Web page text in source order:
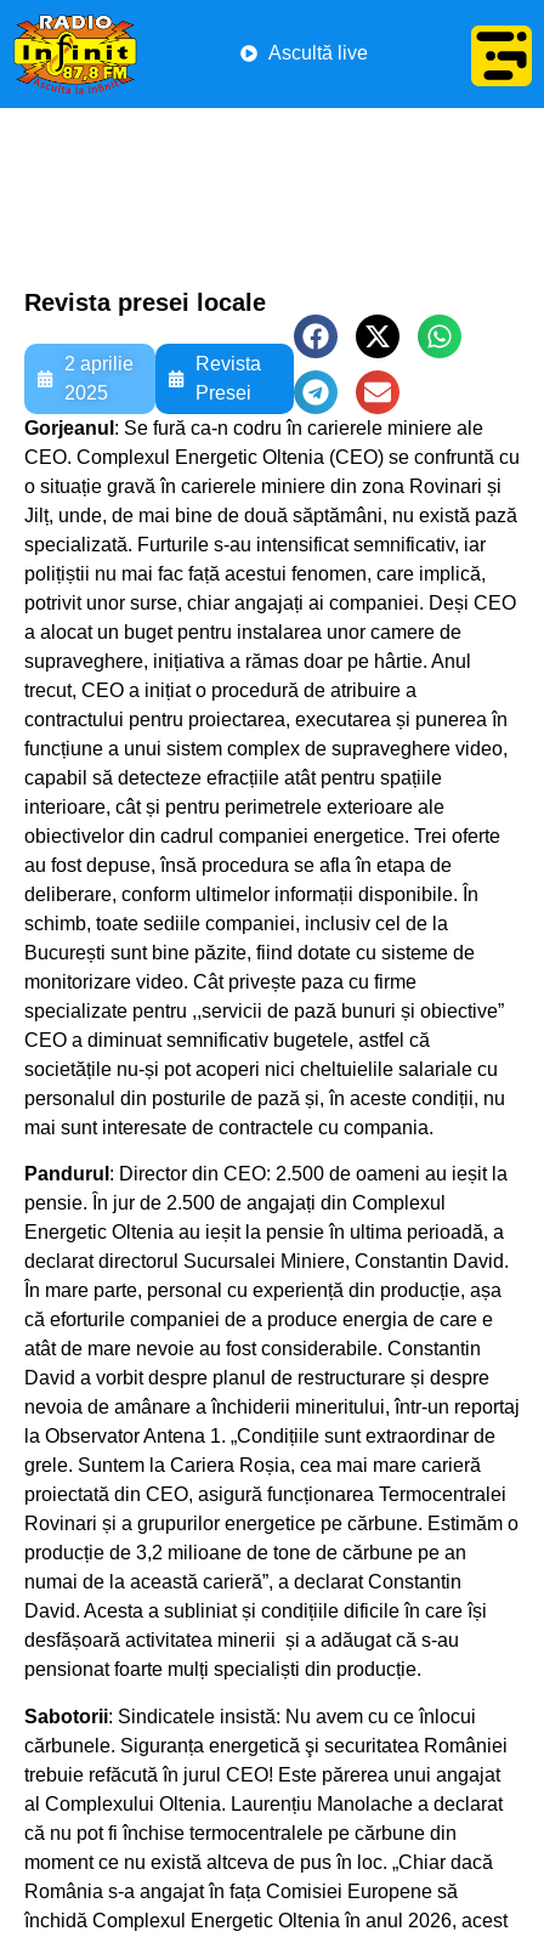
Ascultă live
Revista presei locale
2 aprilie
2025
Revista
Presei
Gorjeanul : Se fură ca-n codru în carierele miniere ale
CEO. Complexul Energetic Oltenia (CEO) se confruntă cu
o situație gravă în carierele miniere din zona Rovinari și
Jilț, unde, de mai bine de două săptămâni, nu există pază
specializată. Furturile s-au intensificat semnificativ, iar
polițiștii nu mai fac față acestui fenomen, care implică,
potrivit unor surse, chiar angajați ai companiei. Deși CEO
a alocat un buget pentru instalarea unor camere de
supraveghere, inițiativa a rămas doar pe hârtie. Anul
trecut, CEO a inițiat o procedură de atribuire a
contractului pentru proiectarea, executarea și punerea în
funcțiune a unui sistem complex de supraveghere video,
capabil să detecteze efracțiile atât pentru spațiile
interioare, cât și pentru perimetrele exterioare ale
obiectivelor din cadrul companiei energetice. Trei oferte
au fost depuse, însă procedura se afla în etapa de
deliberare, conform ultimelor informații disponibile. În
schimb, toate sediile companiei, inclusiv cel de la
București sunt bine păzite, fiind dotate cu sisteme de
monitorizare video. Cât privește paza cu firme
specializate pentru ,,servicii de pază bunuri și obiective”
CEO a diminuat semnificativ bugetele, astfel că
societățile nu-și pot acoperi nici cheltuielile salariale cu
personalul din posturile de pază și, în aceste condiții, nu
mai sunt interesate de contractele cu compania.
Pandurul : Director din CEO: 2.500 de oameni au ieșit la
pensie. În jur de 2.500 de angajați din Complexul
Energetic Oltenia au ieșit la pensie în ultima perioadă, a
declarat directorul Sucursalei Miniere, Constantin David.
În mare parte, personal cu experiență din producție, așa
că eforturile companiei de a produce energia de care e
atât de mare nevoie au fost considerabile. Constantin
David a vorbit despre planul de restructurare și despre
nevoia de amânare a închiderii mineritului, într-un reportaj
la Observator Antena 1. „Condițiile sunt extraordinar de
grele. Suntem la Cariera Roșia, cea mai mare carieră
proiectată din CEO, asigură funcționarea Termocentralei
Rovinari și a grupurilor energetice pe cărbune. Estimăm o
producție de 3,2 milioane de tone de cărbune pe an
numai de la această carieră”, a declarat Constantin
David. Acesta a subliniat și condițiile dificile în care își
desfășoară activitatea minerii și a adăugat că s-au
pensionat foarte mulți specialiști din producție.
Sabotorii: Sindicatele insistă: Nu avem cu ce înlocui
cărbunele. Siguranța energetică şi securitatea României
trebuie refăcută în jurul CEO! Este părerea unui angajat
al Complexului Oltenia. Laurențiu Manolache a declarat
că nu pot fi închise termocentralele pe cărbune din
moment ce nu există altceva de pus în loc. „Chiar dacă
România s-a angajat în fața Comisiei Europene să
închidă Complexul Energetic Oltenia în anul 2026, acest